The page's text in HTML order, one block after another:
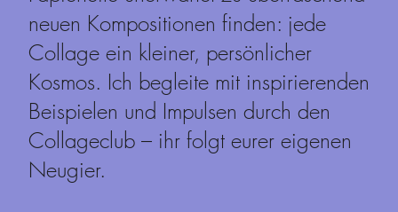
neuen Kompositionen finden: jede
Collage ein kleiner, persönlicher
Kosmos. Ich begleite mit inspirierenden
Beispielen und Impulsen durch den
Collageclub – ihr folgt eurer eigenen
Neugier.